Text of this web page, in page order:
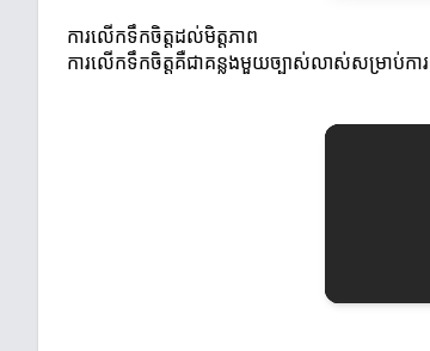
ការលើកទឹកចិត្តដល់មិត្តភាព
ការលើកទឹកចិត្តគឺជាគន្លងមួយច្បាស់លាស់សម្រាប់កា